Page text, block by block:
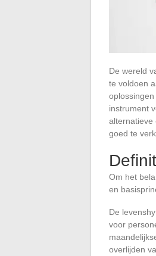
De wereld
te voldoen
instrument
alternatieve
goed te
Om het
en
De
voor
overlijden